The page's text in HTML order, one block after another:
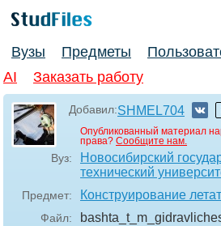
Вузы Предметы
AI
Заказать работу
Добавил:SHMEL704
Опубликованный материал
права? Сообщите нам.
Вуз:
Новосибирский
технический
Предмет: Конструирование
Файл: